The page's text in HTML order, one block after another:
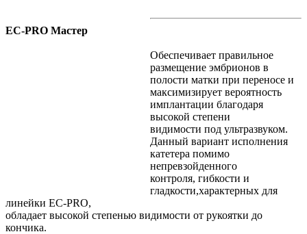
EC-PRO Мастер
Обеспечивает правильное
размещение эмбрионов в
полости матки при переносе и
максимизирует вероятность
имплантации благодаря
высокой степени
видимости под ультразвуком.
Данный вариант исполнения
катетера помимо
непревзойденного
контроля, гибкости и
гладкости,характерных для
линейки EC-PRO,
обладает высокой степенью видимости от рукоятки до
кончика.